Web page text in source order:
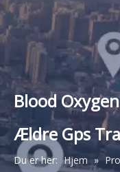
Blood
Ældre Gps
Du er her: Hjem »